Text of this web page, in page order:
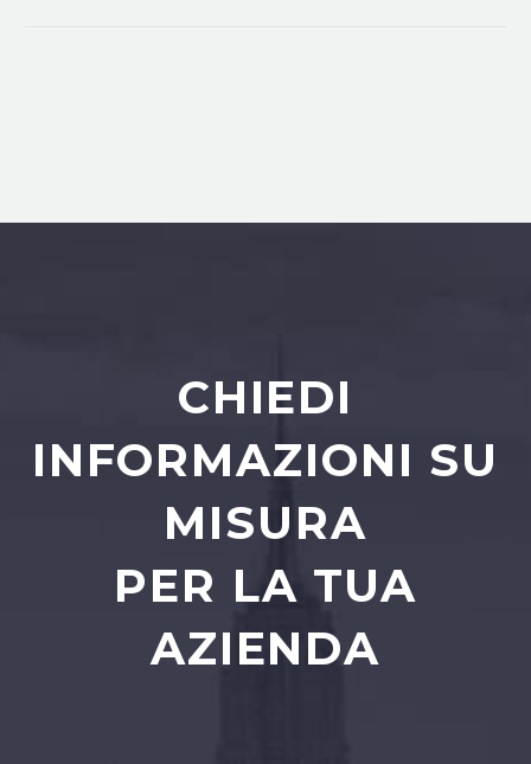
CHIEDI
INFORMAZIONI SU
MISURA
PER LA TUA
AZIENDA